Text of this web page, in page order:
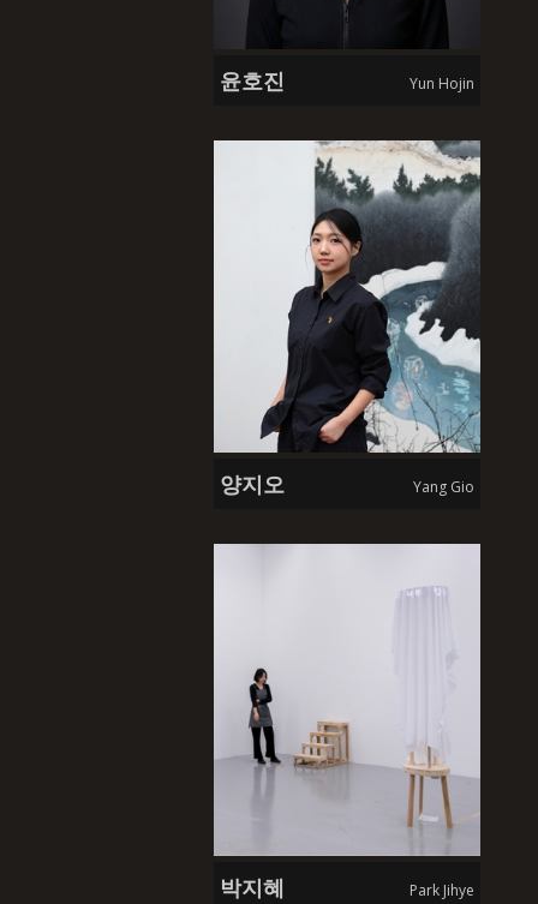
윤호진 Yun Hojin
양지오 Yang Gio
박지혜 Park Jihye